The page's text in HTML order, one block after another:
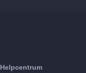
Helpcentrum